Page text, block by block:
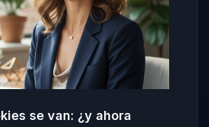
se van: ¿y ahora